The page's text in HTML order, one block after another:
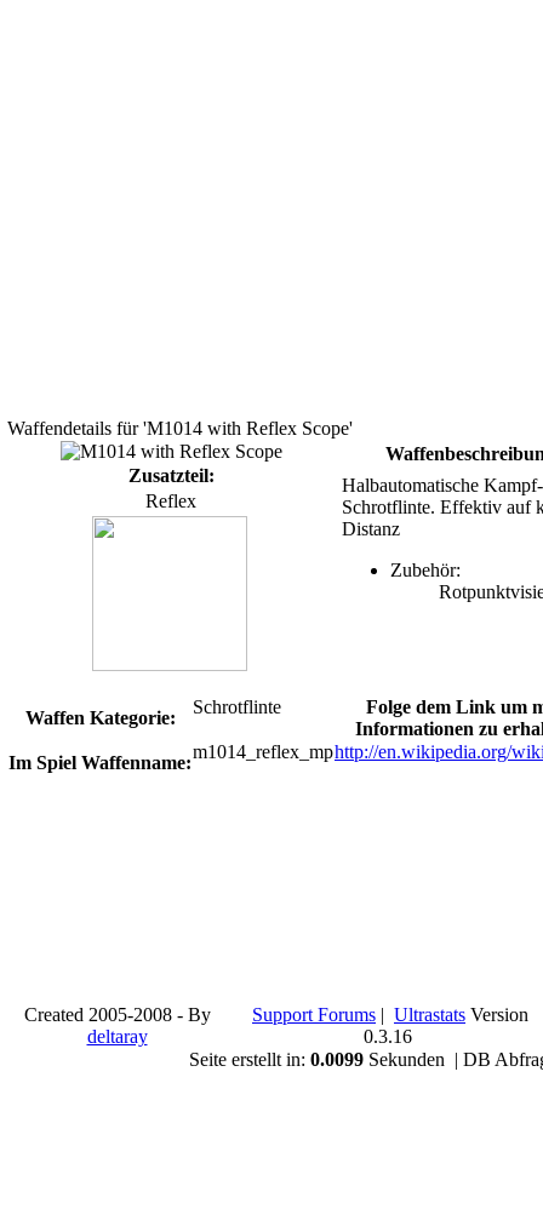
Waffendetails für 'M1014 with Reflex Scope'
Zusatzteil:
Reflex
Halbautomatische Kampf-
Schrotflinte. Effektiv auf
Distanz
Zubehör:
Waffen Kategorie:
Schrotflinte
Folge dem Link um
Informationen zu
Im Spiel Waffenname:
m1014_reflex_mphttp://en.wikipedia.org/
Created 2005-2008 - By
deltaray
Support Forums | Ultrastats Version
0.3.16
Seite erstellt in: 0.0099Sekunden | DB